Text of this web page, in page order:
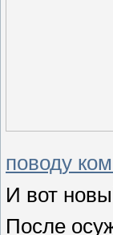
поводу
И вот
После